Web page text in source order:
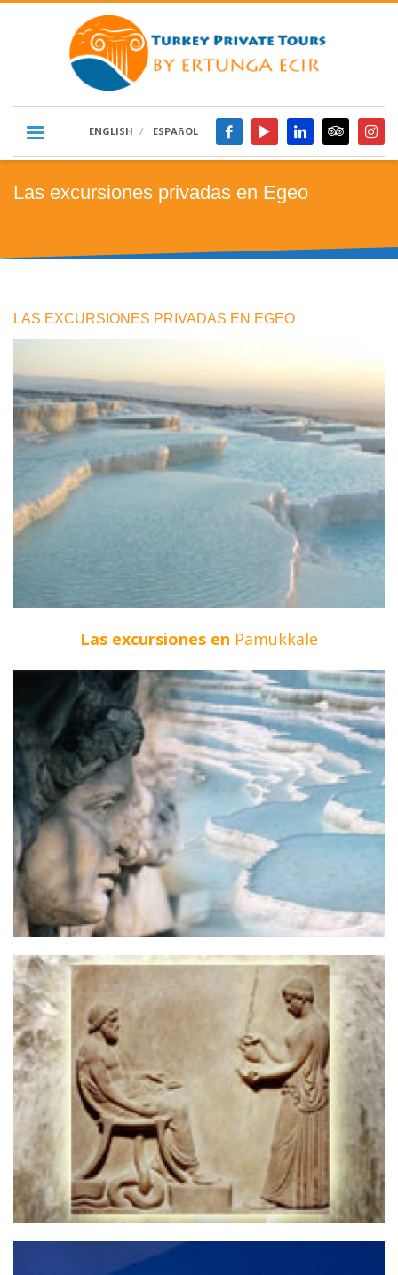
ENGLISH ESPAñOL
Las excursiones privadas en Egeo
LAS EXCURSIONES PRIVADAS EN EGEO
Las excursiones en Pamukkale